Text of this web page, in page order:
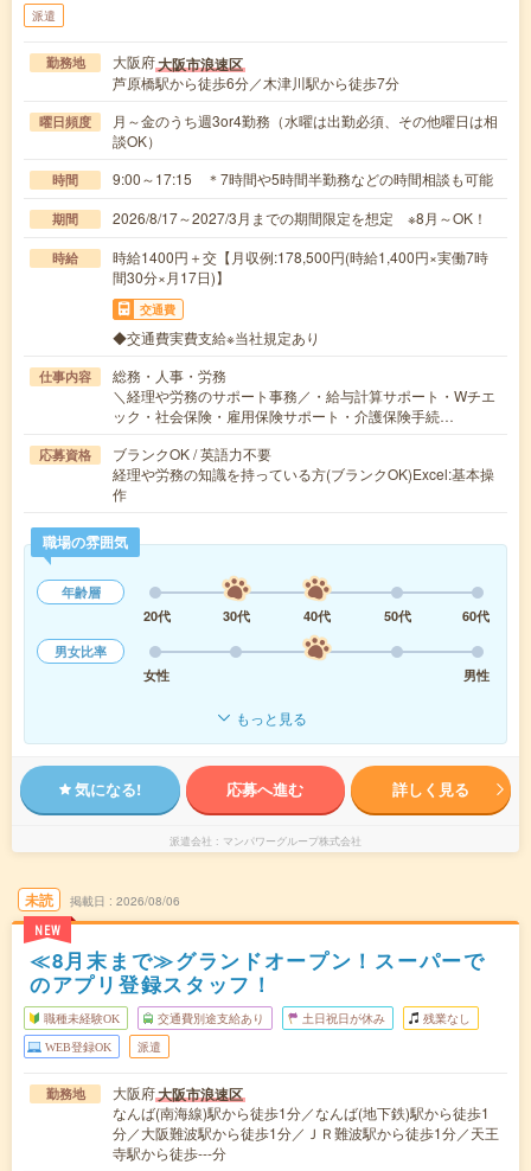
派遣
勤務地 大阪府大阪市浪速区
芦原橋駅から徒歩6分／木津川駅から徒歩7分
曜日頻度
月～金のうち週3or4勤務（水曜は出勤必須、その他曜日は相
談OK）
時間 9:00～17:15 ＊7時間や5時間半勤務などの時間相談も可能
期間 2026/8/17～2027/3月までの期間限定を想定 ※8月～OK！
時給
時給1400円＋交【月収例:178,500円(時給1,400円×実働7時
間30分×月17日)】
交通費
◆交通費実費支給※当社規定あり
仕事内容
総務・人事・労務
＼経理や労務のサポート事務／・給与計算サポート・Wチエ
ック・社会保険・雇用保険サポート・介護保険手続…
応募資格
ブランクOK / 英語力不要
経理や労務の知識を持っている方(ブランクOK)Excel:基本操
作
職場の雰囲気
年齢層
20代
30代 40代 50代
60代
男女比率
女性
男性
もっと見る
気になる! 応募へ進む 詳しく見る
派遣会社 マンパワーグループ株式会社
未読
NEW
掲載日 2026/08/06
≪8月末まで≫グランドオープン！スーパーで
のアプリ登録スタッフ！
職種未経験OK 交通費別途支給あり 土日祝日が休み 残業なし
WEB登録OK 派遣
勤務地 大阪府大阪市浪速区
なんば(南海線)駅から徒歩1分／なんば(地下鉄)駅から徒歩1
分／大阪難波駅から徒歩1分／ＪＲ難波駅から徒歩1分／天王
寺駅から徒歩---分